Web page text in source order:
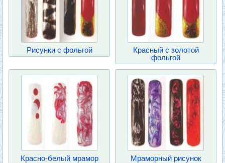
Рисунки с фольгой
Красный с золотой
фольгой
Красно-белый мрамор Мраморный рисунок